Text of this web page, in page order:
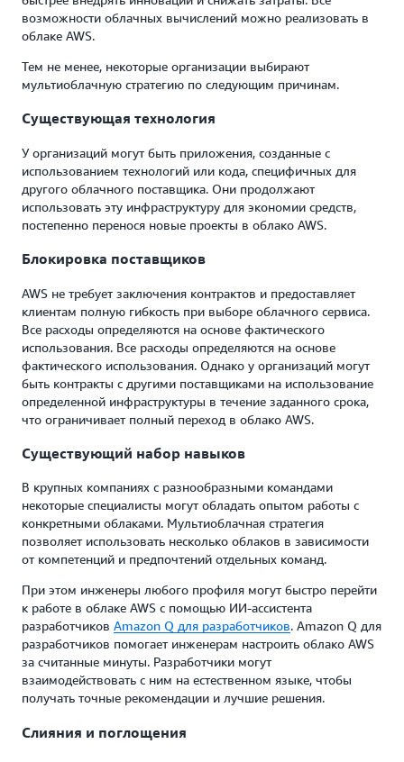
возможности облачных вычислений можно реализовать в
облаке AWS.
Тем не менее, некоторые организации выбирают
мультиоблачную стратегию по следующим причинам.
Существующая технология
У организаций могут быть приложения, созданные с
использованием технологий или кода, специфичных для
другого облачного поставщика. Они продолжают
использовать эту инфраструктуру для экономии средств,
постепенно перенося новые проекты в облако AWS.
Блокировка поставщиков
AWS не требует заключения контрактов и предоставляет
клиентам полную гибкость при выборе облачного сервиса.
Все расходы определяются на основе фактического
использования. Все расходы определяются на основе
фактического использования. Однако у организаций могут
быть контракты с другими поставщиками на использование
определенной инфраструктуры в течение заданного срока,
что ограничивает полный переход в облако AWS.
Существующий набор навыков
В крупных компаниях с разнообразными командами
некоторые специалисты могут обладать опытом работы с
конкретными облаками. Мультиоблачная стратегия
позволяет использовать несколько облаков в зависимости
от компетенций и предпочтений отдельных команд.
При этом инженеры любого профиля могут быстро перейти
к работе в облаке AWS с помощью ИИ-ассистента
разработчиков Amazon Q для разработчиков. Amazon Q для
разработчиков помогает инженерам настроить облако AWS
за считанные минуты. Разработчики могут
взаимодействовать с ним на естественном языке, чтобы
получать точные рекомендации и лучшие решения.
Слияния и поглощения